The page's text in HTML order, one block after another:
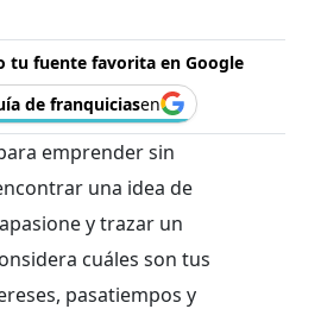
tu fuente favorita en Google
de franquiciasen
emprender sin
una idea de
y trazar un
cuáles son tus
pasatiempos y